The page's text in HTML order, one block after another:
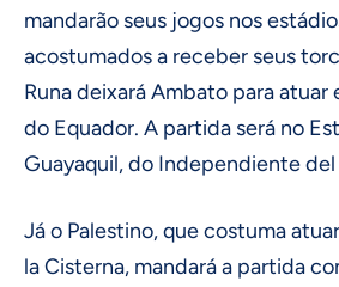
mandarão seus jogos nos
acostumados a receber seus
Runa deixará Ambato para atuar
do Equador. A partida será no
Guayaquil, do Independiente del
Já o Palestino, que costuma
la Cisterna, mandará a partida